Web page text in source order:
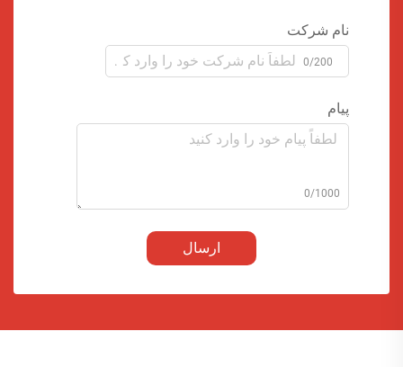
نام شرکت
0/200
پیام
0/1000
ارسال